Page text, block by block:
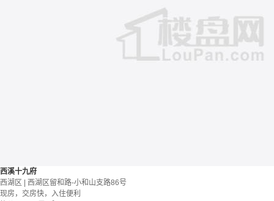
西溪十九府
西湖区 | 西湖区留和路-小和山支路86号
现房，交房快，入住便利